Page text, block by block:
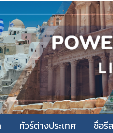
ทัวร์ต่างประเทศ ชื่อรี